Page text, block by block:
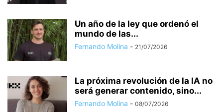
Un año de la ley que ordenó el
mundo de las...
Fernando Molina - 21/07/2026
La próxima revolución de la IA no
será generar contenido, sino...
Fernando Molina - 08/07/2026